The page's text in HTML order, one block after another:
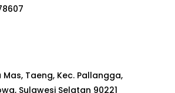
Mas, Taeng, Kec. Pallangga,
Sulawesi Selatan 90221